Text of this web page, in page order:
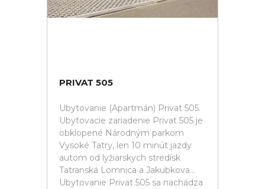
PRIVAT 505
Ubytovanie (Apartmán) Privat 505.
Ubytovacie zariadenie Privat 505 je
obklopené Národným parkom
Vysoké Tatry, len 10 minút jazdy
autom od lyžiarskych stredísk
Tatranská Lomnica a Jakubkova...
Ubytovanie Privat 505 sa nachádza